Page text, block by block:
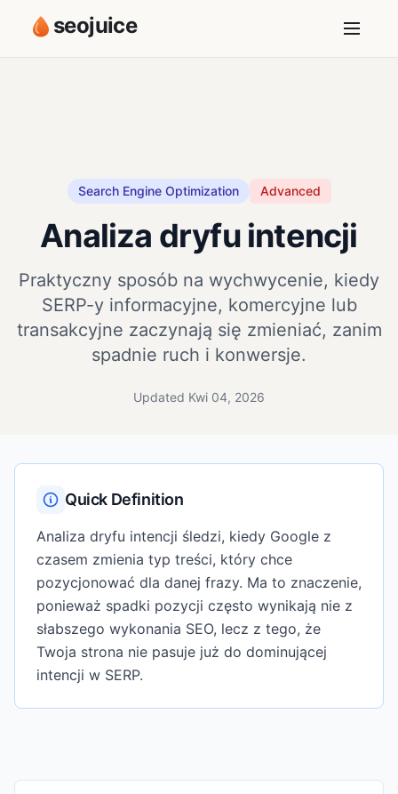
seojuice
Search Engine Optimization Advanced
Analiza dryfu intencji
Praktyczny sposób na wychwycenie, kiedy
SERP-y informacyjne, komercyjne lub
transakcyjne zaczynają się zmieniać, zanim
spadnie ruch i konwersje.
Updated Kwi 04, 2026
Quick Definition
Analiza dryfu intencji śledzi, kiedy Google z
czasem zmienia typ treści, który chce
pozycjonować dla danej frazy. Ma to znaczenie,
ponieważ spadki pozycji często wynikają nie z
słabszego wykonania SEO, lecz z tego, że
Twoja strona nie pasuje już do dominującej
intencji w SERP.